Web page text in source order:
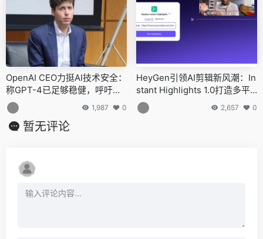
OpenAI CEO力挺AI技术安全：
称GPT-4已足够稳健，呼吁开
发者大胆创新
1,987 0
HeyGen引领AI剪辑新风潮：In
stant Highlights 1.0打造多平
台适配视频编辑神器
2,657 0
暂无评论